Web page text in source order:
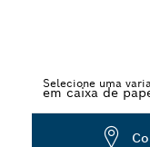
Selecione uma